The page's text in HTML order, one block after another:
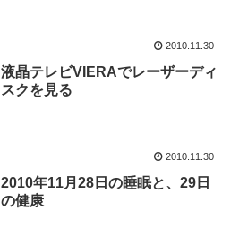
2010.11.30
液晶テレビVIERAでレーザーディ
スクを見る
2010.11.30
2010年11月28日の睡眠と、29日
の健康